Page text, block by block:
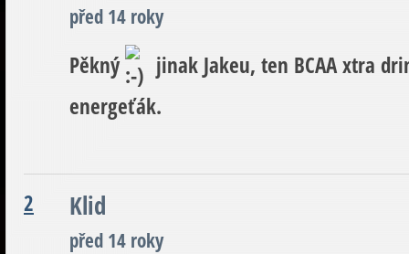
před 14 roky
Pěkný
jinak Jakeu, ten BCAA xtra
energeťák.
2 Klid
před 14 roky